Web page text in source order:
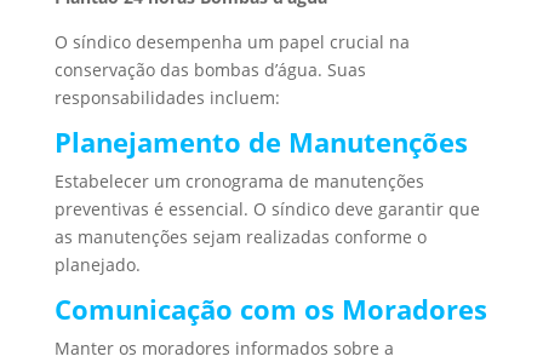
O síndico desempenha um papel crucial na
conservação das bombas d’água. Suas
responsabilidades incluem:
Planejamento de Manutenções
Estabelecer um cronograma de manutenções
preventivas é essencial. O síndico deve garantir que
as manutenções sejam realizadas conforme o
planejado.
Comunicação com os Moradores
Manter os moradores informados sobre a